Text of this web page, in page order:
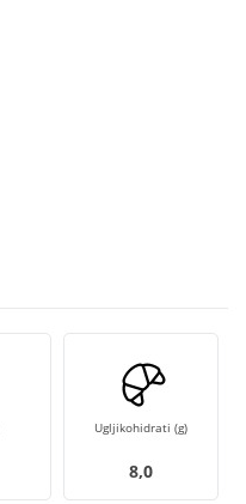
Ugljikohidrati (g)
8,0